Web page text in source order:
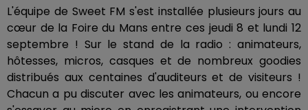
L'équipe de Sweet FM s'est installée plusieurs jours au
cœur de la Foire du Mans entre ces jeudi 8 et lundi 12
septembre ! Sur le stand de la radio : animateurs,
hôtesses, micros, casques et de nombreux goodies
distribués aux centaines d'auditeurs et de visiteurs !
Chacun a pu discuter avec les animateurs, ou encore